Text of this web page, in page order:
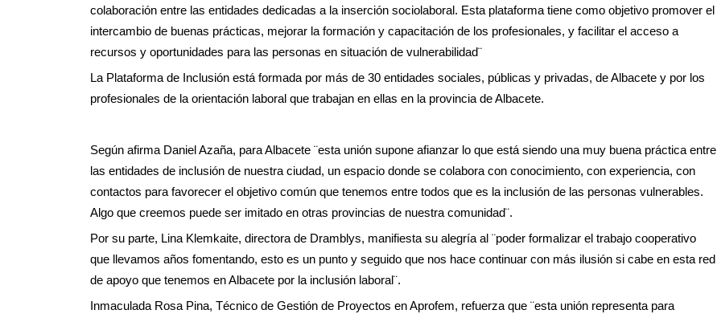
colaboración entre las entidades dedicadas a la inserción sociolaboral. Esta plataforma tiene como objetivo promover el
intercambio de buenas prácticas, mejorar la formación y capacitación de los profesionales, y facilitar el acceso a
recursos y oportunidades para las personas en situación de vulnerabilidad¨
La Plataforma de Inclusión está formada por más de 30 entidades sociales, públicas y privadas, de Albacete y por los
profesionales de la orientación laboral que trabajan en ellas en la provincia de Albacete.
Según afirma Daniel Azaña, para Albacete ¨esta unión supone afianzar lo que está siendo una muy buena práctica entre
las entidades de inclusión de nuestra ciudad, un espacio donde se colabora con conocimiento, con experiencia, con
contactos para favorecer el objetivo común que tenemos entre todos que es la inclusión de las personas vulnerables.
Algo que creemos puede ser imitado en otras provincias de nuestra comunidad¨.
Por su parte, Lina Klemkaite, directora de Dramblys, manifiesta su alegría al ¨poder formalizar el trabajo cooperativo
que llevamos años fomentando, esto es un punto y seguido que nos hace continuar con más ilusión si cabe en esta red
de apoyo que tenemos en Albacete por la inclusión laboral¨.
Inmaculada Rosa Pina, Técnico de Gestión de Proyectos en Aprofem, refuerza que ¨esta unión representa para